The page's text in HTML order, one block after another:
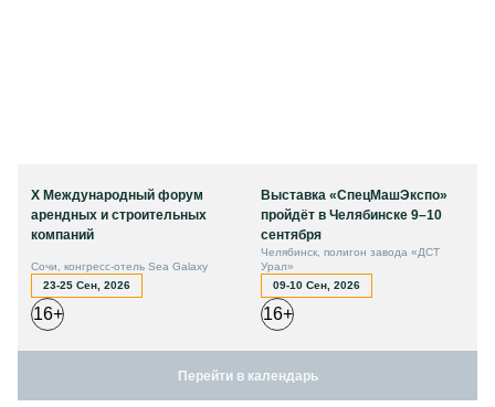
X Международный форум
арендных и строительных
компаний
Сочи, конгресс-отель Sea Galaxy
23-25 Сен, 2026
16+
Выставка «СпецМашЭкспо»
пройдёт в Челябинске 9–10
сентября
Челябинск, полигон завода «ДСТ
Урал»
09-10 Сен, 2026
16+
Перейти в календарь